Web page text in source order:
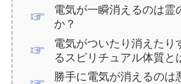
電気が一瞬消えるのは霊
か？
電気がついたり消えたり
るスピリチュアル体質と
勝手に電気が消えるのは